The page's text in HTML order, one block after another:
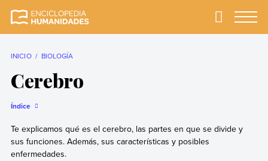
completa y más
Primary
INICIO BIOLOGÍA
Cerebro
Índice
Te explicamos qué es el cerebro, las partes en que se divide y
sus funciones. Además, sus características y posibles
enfermedades.